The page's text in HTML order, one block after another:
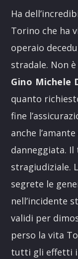
Ha
Torino che ha
operaio
stradale. Non
Gino Michele
quanto
fine
anche
danneggiata.
stragiudiziale.
segrete le
nell’incidente
validi per
perso la vita
tutti gli effetti